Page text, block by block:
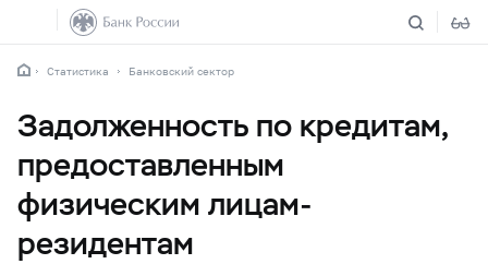
Статистика Банковский сектор
Задолженность по кредитам,
предоставленным
физическим лицам-
резидентам